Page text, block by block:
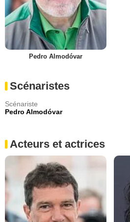
Pedro Almodóvar
Scénaristes
Scénariste
Pedro Almodóvar
Acteurs et actrices